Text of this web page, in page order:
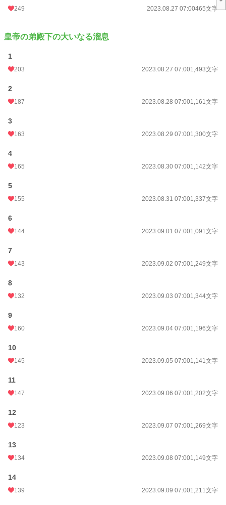
世界観は西洋と中華を織り交ぜたいと思います。
どうぞ、最後まで気長にお付き合い下さい。
※念の為にR15をつけております。
※誤字脱字を含め、稚拙な部分が御座いましたら、呆れながらもご愛嬌とお許し
下さい。
以下の作品も投稿しております。
《続・拾ったものは大切にしましょう〜子狼に気に入られた男の転移物語〜》
《地獄の沙汰も酒次第・・・街に愛された殺し屋達に会いたいのならBar Hope
ファンタジー
お気に入り
24h.ポイント
文字数
初回公開日時
累計ポイント
249 2023.08.27 07:00465文字
皇帝の弟殿下の大いなる溜息
1
203 2023.08.27 07:001,493文字
2
187 2023.08.28 07:001,161文字
3
163 2023.08.29 07:001,300文字
4
165 2023.08.30 07:001,142文字
5
155 2023.08.31 07:001,337文字
6
144 2023.09.01 07:001,091文字
7
143 2023.09.02 07:001,249文字
8
132 2023.09.03 07:001,344文字
9
160 2023.09.04 07:001,196文字
10
145 2023.09.05 07:001,141文字
11
147 2023.09.06 07:001,202文字
12
123 2023.09.07 07:001,269文字
13
134 2023.09.08 07:001,149文字
14
139 2023.09.09 07:001,211文字